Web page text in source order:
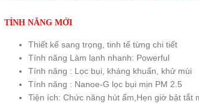
TÍNH NĂNG MỚI
Thiết kế sang trọng, tinh tế từng chi tiết
Tính năng Làm lạnh nhanh: Powerful
Tính năng : Lọc bụi, kháng khuẩn, khử mùi
Tính năng : Nanoe-G lọc bụi mịn PM 2.5
Tiện ích: Chức năng hút ẩm,Hẹn giờ bật tắt